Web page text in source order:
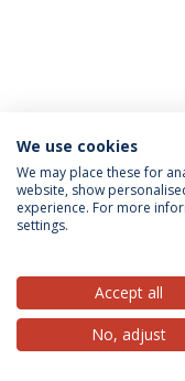
Política de
© 2026
We use cookies
We may place these for
website, show
experience. For more
settings.
Accept all
No, adjust